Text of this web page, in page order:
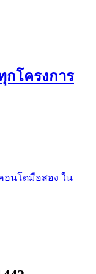
กโครงการ
อนโดมือสอง ใน